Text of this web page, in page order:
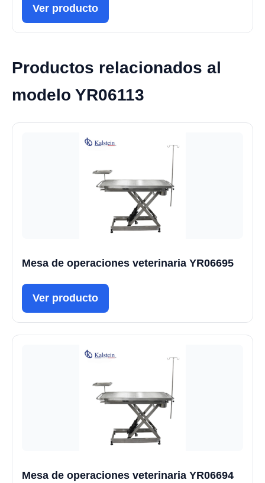
Ver producto
Productos relacionados al
modelo YR06113
Mesa de operaciones veterinaria YR06695
Ver producto
Mesa de operaciones veterinaria YR06694